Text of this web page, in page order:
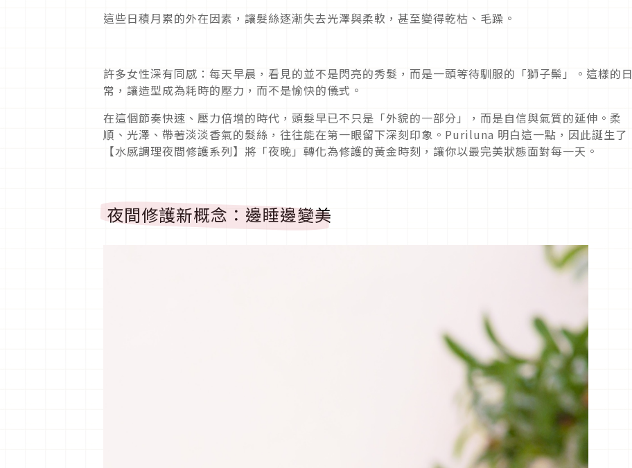
這些日積月累的外在因素，讓髮絲逐漸失去光澤與柔軟，甚至變得乾枯、毛躁。
許多女性深有同感：每天早晨，看見的並不是閃亮的秀髮，而是一頭等待馴服的「獅子鬃」。這樣的日
常，讓造型成為耗時的壓力，而不是愉快的儀式。
在這個節奏快速、壓力倍增的時代，頭髮早已不只是「外貌的一部分」，而是自信與氣質的延伸。柔
順、光澤、帶著淡淡香氣的髮絲，往往能在第一眼留下深刻印象。Puriluna 明白這一點，因此誕生了
【水感調理夜間修護系列】將「夜晚」轉化為修護的黃金時刻，讓你以最完美狀態面對每一天。
夜間修護新概念：邊睡邊變美